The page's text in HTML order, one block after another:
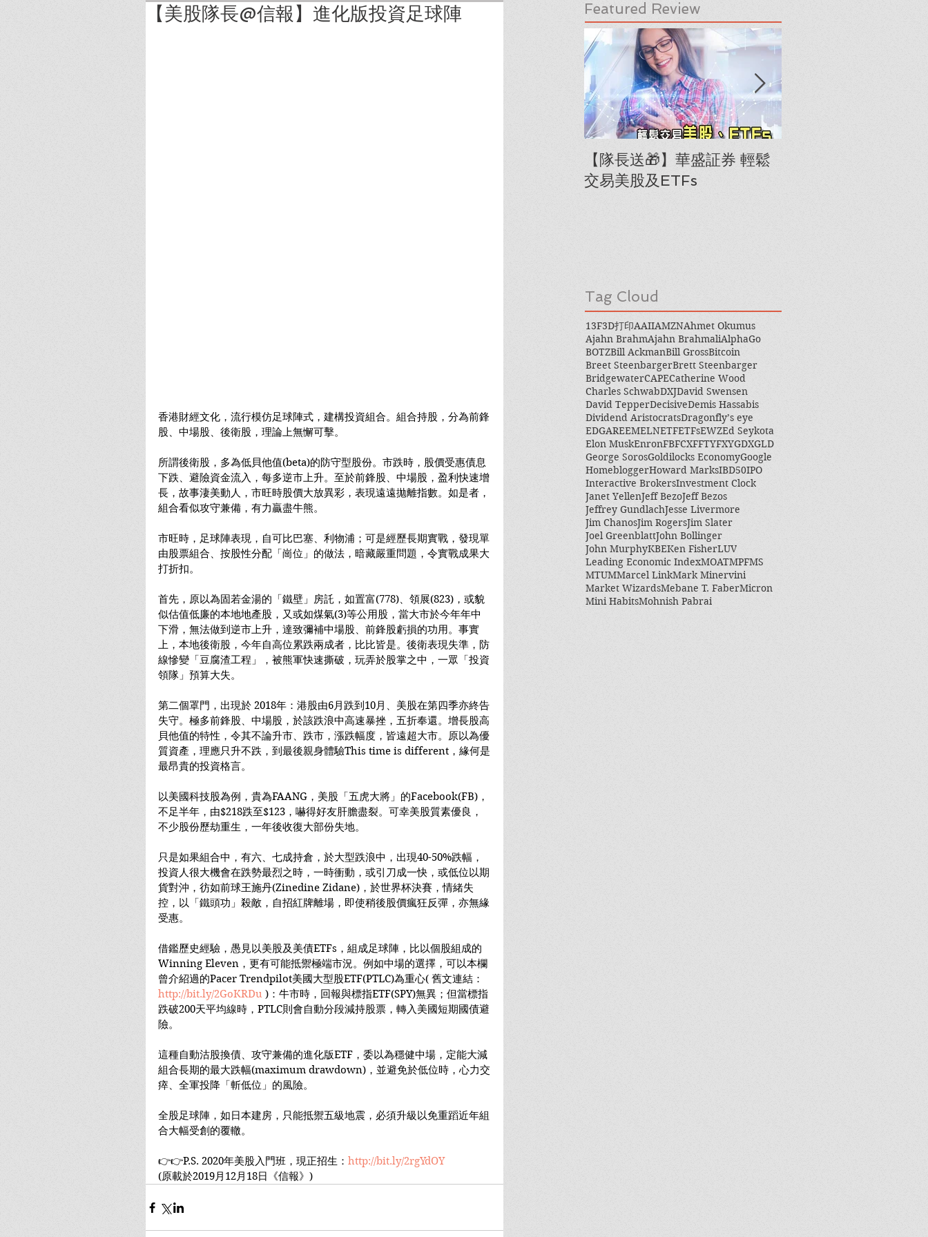
【美股隊長@信報】進化版投資足球陣
香港財經文化，流行模仿足球陣式，建構投資組合。組合持股，分為前鋒
股、中場股、後衛股，理論上無懈可擊。
所謂後衛股，多為低貝他值(beta)的防守型股份。市跌時，股價受惠債息
下跌、避險資金流入，每多逆市上升。至於前鋒股、中場股，盈利快速增
長，故事淒美動人，市旺時股價大放異彩，表現遠遠拋離指數。如是者，
組合看似攻守兼備，有力贏盡牛熊。
市旺時，足球陣表現，自可比巴塞、利物浦；可是經歷長期實戰，發現單
由股票組合、按股性分配「崗位」的做法，暗藏嚴重問題，令實戰成果大
打折扣。
首先，原以為固若金湯的「鐵壁」房託，如置富(778)、領展(823)，或貌
似估值低廉的本地地產股，又或如煤氣(3)等公用股，當大市於今年年中
下滑，無法做到逆市上升，達致彌補中場股、前鋒股虧損的功用。事實
上，本地後衛股，今年自高位累跌兩成者，比比皆是。後衛表現失準，防
線慘變「豆腐渣工程」，被熊軍快速撕破，玩弄於股掌之中，一眾「投資
領隊」預算大失。
第二個罩門，出現於 2018年：港股由6月跌到10月、美股在第四季亦終告
失守。極多前鋒股、中場股，於該跌浪中高速暴挫，五折奉還。增長股高
貝他值的特性，令其不論升市、跌市，漲跌幅度，皆遠超大市。原以為優
質資產，理應只升不跌，到最後親身體驗This time is different，緣何是
最昂貴的投資格言。
以美國科技股為例，貴為FAANG，美股「五虎大將」的Facebook(FB)，
不足半年，由$218跌至$123，嚇得好友肝膽盡裂。可幸美股質素優良，
不少股份歷劫重生，一年後收復大部份失地。
只是如果組合中，有六、七成持倉，於大型跌浪中，出現40-50%跌幅，
投資人很大機會在跌勢最烈之時，一時衝動，或引刀成一快，或低位以期
貨對沖，彷如前球王施丹(Zinedine Zidane)，於世界杯決賽，情緒失
控，以「鐵頭功」殺敵，自招紅牌離場，即使稍後股價瘋狂反彈，亦無緣
受惠。
借鑑歷史經驗，愚見以美股及美債ETFs，組成足球陣，比以個股組成的
Winning Eleven，更有可能抵禦極端市況。例如中場的選擇，可以本欄
曾介紹過的Pacer Trendpilot美國大型股ETF(PTLC)為重心( 舊文連結：
http://bit.ly/2GoKRDu )：牛市時，回報與標指ETF(SPY)無異；但當標指
跌破200天平均線時，PTLC則會自動分段減持股票，轉入美國短期國債避
險。
這種自動沽股換債、攻守兼備的進化版ETF，委以為穩健中場，定能大減
組合長期的最大跌幅(maximum drawdown)，並避免於低位時，心力交
瘁、全軍投降「斬低位」的風險。
全股足球陣，如日本建房，只能抵禦五級地震，必須升級以免重蹈近年組
合大幅受創的覆轍。
👉👉P.S. 2020年美股入門班，現正招生： http://bit.ly/2rgYdOY
(原載於2019月12月18日《信報》)
Featured Review
【隊長送🎁】華盛証券 輕鬆
交易美股及ETFs
Tag Cloud
13F3D打印AAIIAMZNAhmet Okumus
Ajahn BrahmAjahn BrahmaliAlphaGo
BOTZBill AckmanBill GrossBitcoin
Breet SteenbargerBrett Steenbarger
BridgewaterCAPECatherine Wood
Charles SchwabDXJDavid Swensen
David TepperDecisiveDemis Hassabis
Dividend AristocratsDragonfly’s eye
EDGAREEMELNETFETFsEWZEd Seykota
Elon MuskEnronFBFCXFFTYFXYGDXGLD
George SorosGoldilocks EconomyGoogle
HomebloggerHoward MarksIBD50IPO
Interactive BrokersInvestment Clock
Janet YellenJeff BezoJeff Bezos
Jeffrey GundlachJesse Livermore
Jim ChanosJim RogersJim Slater
Joel GreenblattJohn Bollinger
John MurphyKBEKen FisherLUV
Leading Economic IndexMOATMPFMS
MTUMMarcel LinkMark Minervini
Market WizardsMebane T. FaberMicron
Mini HabitsMohnish Pabrai